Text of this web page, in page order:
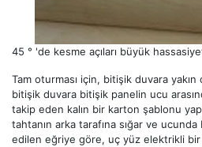
45 ° 'de kesme açıları büyük
Tam oturması için, bitişik duvara
bitişik duvara bitişik panelin ucu
takip eden kalın bir karton şablonu
tahtanın arka tarafına sığar ve
edilen eğriye göre, uç yüz elektrikli